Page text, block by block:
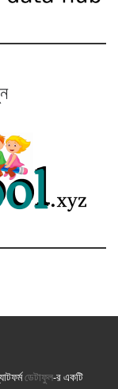
ডেটাফুল-র একটি